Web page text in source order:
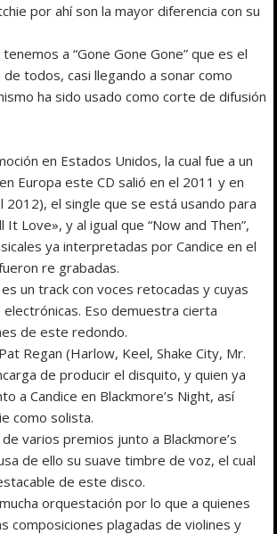
por ahí son la mayor diferencia con su
a “Gone Gone Gone” que es el
todos, casi llegando a sonar como
ha sido usado como corte de difusión
en Estados Unidos, la cual fue a un
Europa este CD salió en el 2011 y en
2012), el single que se está usando para
It Love», y al igual que “Now and Then”,
ya interpretadas por Candice en el
re grabadas.
es un track con voces retocadas y cuyas
Eso demuestra cierta
de este redondo.
Regan (Harlow, Keel, Shake City, Mr.
de producir el disquito, y quien ya
a Candice en Blackmore’s Night, así
como solista.
varios premios junto a Blackmore’s
de ello su suave timbre de voz, el cual
de este disco.
orquestación por lo que a quienes
composiciones plagadas de violines y